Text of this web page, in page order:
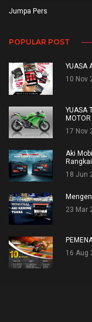
Jumpa Pers
POPULAR POST
YUASA
10 Nov
YUASA
17 Nov
Aki
18 Jun
23 Mar
16 Aug